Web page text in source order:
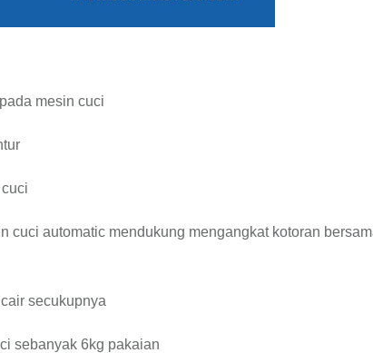
mesin cuci
cuci automatic mendukung mengangkat kotoran
secukupnya
sebanyak 6kg pakaian